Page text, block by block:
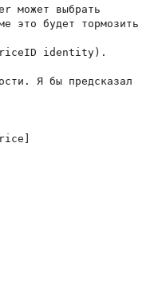
может выбрать
это будет тормозить
PriceID identity).
Я бы предсказал